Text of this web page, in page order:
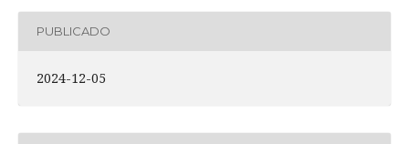
PUBLICADO
2024-12-05